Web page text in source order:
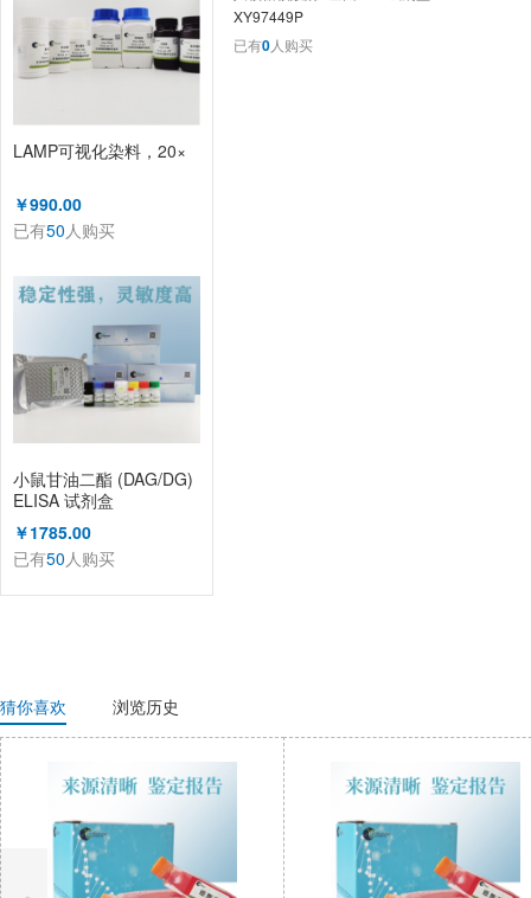
LAMP可视化染料，20×
￥990.00
已有50人购买
小鼠甘油二酯 (DAG/DG)
ELISA 试剂盒
￥1785.00
已有50人购买
XY97449P
已有0人购买
猜你喜欢 浏览历史